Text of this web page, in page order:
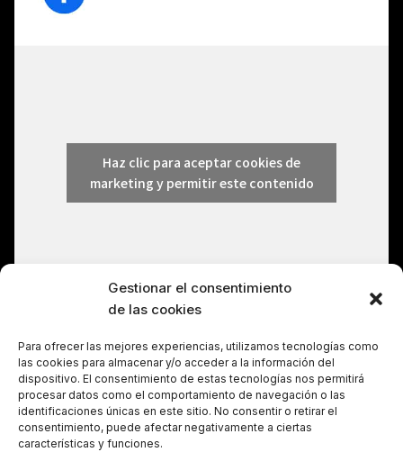
Gestionar el consentimiento
de las cookies
Para ofrecer las mejores experiencias, utilizamos tecnologías como
las cookies para almacenar y/o acceder a la información del
dispositivo. El consentimiento de estas tecnologías nos permitirá
procesar datos como el comportamiento de navegación o las
identificaciones únicas en este sitio. No consentir o retirar el
consentimiento, puede afectar negativamente a ciertas
características y funciones.
Haz clic para aceptar cookies de
marketing y permitir este contenido